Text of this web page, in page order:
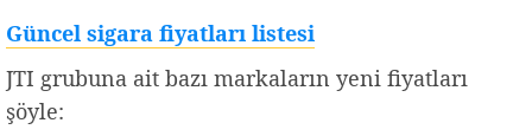
Güncel sigara fiyatları listesi
JTI grubuna ait bazı markaların yeni fiyatları
şöyle: